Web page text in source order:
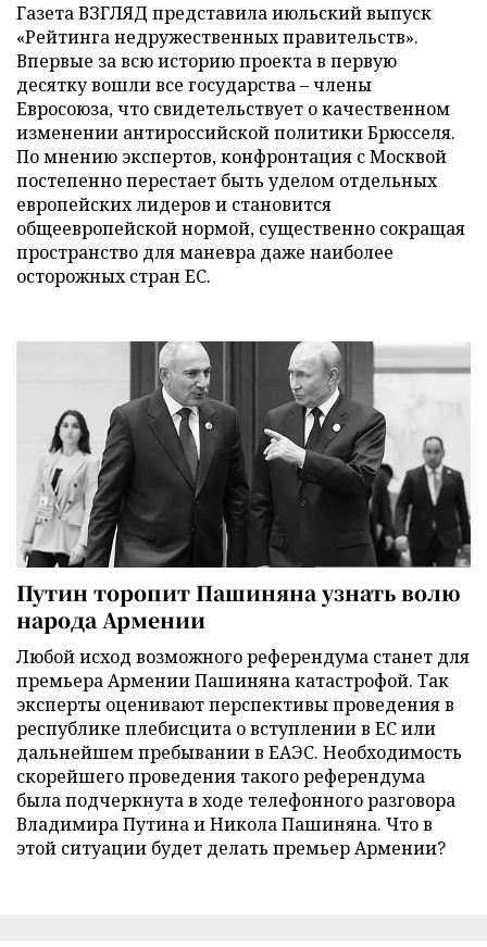
Газета ВЗГЛЯД представила июльский выпуск
«Рейтинга недружественных правительств».
Впервые за всю историю проекта в первую
десятку вошли все государства – члены
Евросоюза, что свидетельствует о качественном
изменении антироссийской политики Брюсселя.
По мнению экспертов, конфронтация с Москвой
постепенно перестает быть уделом отдельных
европейских лидеров и становится
общеевропейской нормой, существенно сокращая
пространство для маневра даже наиболее
осторожных стран ЕС.
Путин торопит Пашиняна узнать волю
народа Армении
Любой исход возможного референдума станет для
премьера Армении Пашиняна катастрофой. Так
эксперты оценивают перспективы проведения в
республике плебисцита о вступлении в ЕС или
дальнейшем пребывании в ЕАЭС. Необходимость
скорейшего проведения такого референдума
была подчеркнута в ходе телефонного разговора
Владимира Путина и Никола Пашиняна. Что в
этой ситуации будет делать премьер Армении?